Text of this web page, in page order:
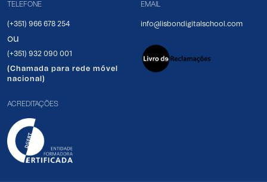
TELEFONE
(+351) 966 678 254
ou
(+351) 932 090 001
(Chamada para rede móvel
nacional)
EMAIL
info@lisbondigitalschool.com
ACREDITAÇÕES